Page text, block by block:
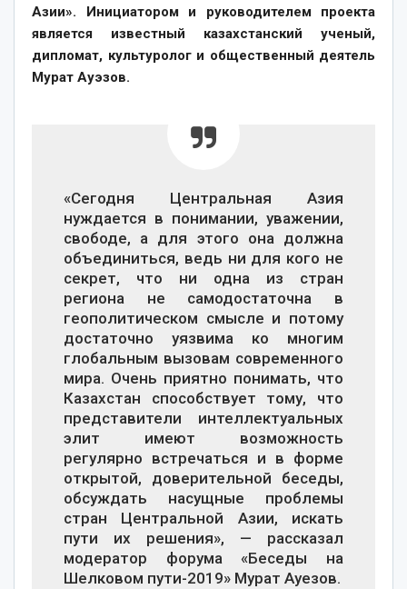
Азии». Инициатором и руководителем проекта
является известный казахстанский ученый,
дипломат, культуролог и общественный деятель
Мурат Ауэзов.
«Сегодня Центральная Азия
нуждается в понимании, уважении,
свободе, а для этого она должна
объединиться, ведь ни для кого не
секрет, что ни одна из стран
региона не самодостаточна в
геополитическом смысле и потому
достаточно уязвима ко многим
глобальным вызовам современного
мира. Очень приятно понимать, что
Казахстан способствует тому, что
представители интеллектуальных
элит имеют возможность
регулярно встречаться и в форме
открытой, доверительной беседы,
обсуждать насущные проблемы
стран Центральной Азии, искать
пути их решения», — рассказал
модератор форума «Беседы на
Шелковом пути-2019» Мурат Ауезов.